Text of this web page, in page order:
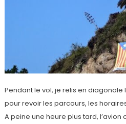
Pendant le vol, je relis en diagonale
pour revoir les parcours, les
A peine une heure plus tard,